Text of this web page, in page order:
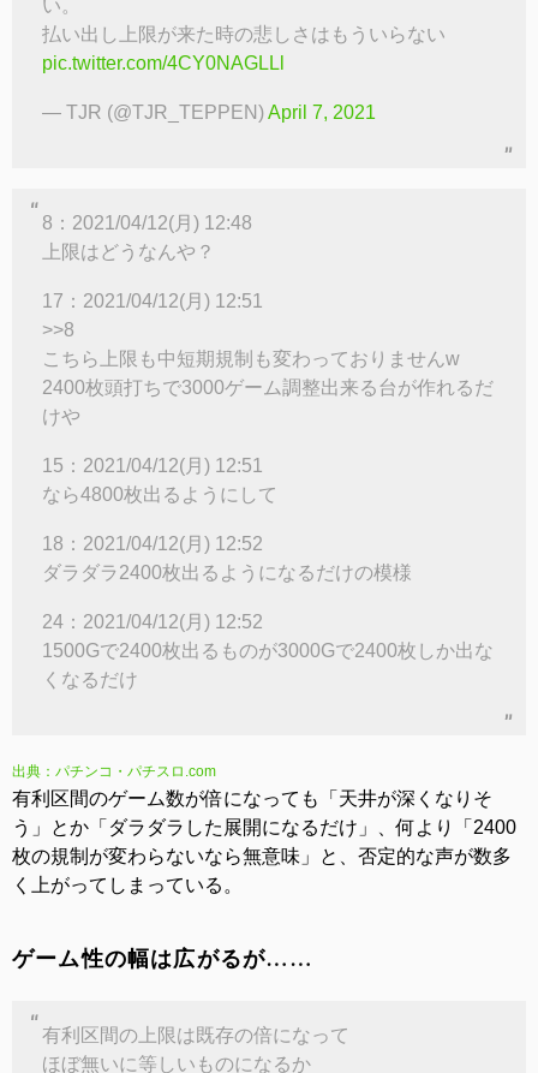
い。
払い出し上限が来た時の悲しさはもういらない
pic.twitter.com/4CY0NAGLLl
— TJR (@TJR_TEPPEN)April 7, 2021
8：2021/04/12(月) 12:48
上限はどうなんや？
17：2021/04/12(月) 12:51
>>8
こちら上限も中短期規制も変わっておりませんw
2400枚頭打ちで3000ゲーム調整出来る台が作れるだ
けや
15：2021/04/12(月) 12:51
なら4800枚出るようにして
18：2021/04/12(月) 12:52
ダラダラ2400枚出るようになるだけの模様
24：2021/04/12(月) 12:52
1500Gで2400枚出るものが3000Gで2400枚しか出な
くなるだけ
出典：パチンコ・パチスロ.com
有利区間のゲーム数が倍になっても「天井が深くなりそ
う」とか「ダラダラした展開になるだけ」、何より「2400
枚の規制が変わらないなら無意味」と、否定的な声が数多
く上がってしまっている。
ゲーム性の幅は広がるが……
有利区間の上限は既存の倍になって
ほぼ無いに等しいものになるか